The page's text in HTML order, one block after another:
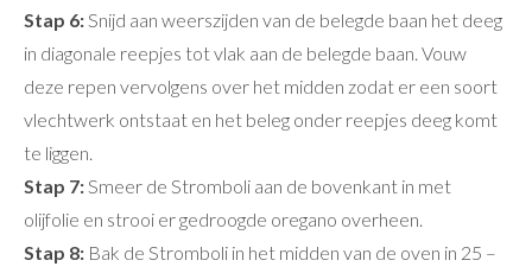
Stap 6:Snijd aan weerszijden van de belegde baan het deeg
in diagonale reepjes tot vlak aan de belegde baan. Vouw
deze repen vervolgens over het midden zodat er een soort
vlechtwerk ontstaat en het beleg onder reepjes deeg komt
te liggen.
Stap 7:Smeer de Stromboli aan de bovenkant in met
olijfolie en strooi er gedroogde oregano overheen.
Stap 8: Bak de Stromboli in het midden van de oven in 25 –